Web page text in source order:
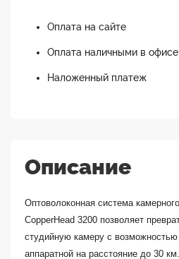
Оплата на сайте
Оплата наличными в
Наложенный платеж
Описание
Оптоволоконная система
CopperHead 3200 позволяет
студийную камеру с
аппаратной на расстояние до 30